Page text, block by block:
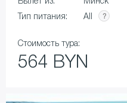
Тип питания:
All
Стоимость тура:
564 BYN